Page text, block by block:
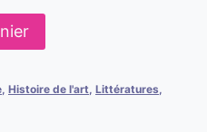
Histoire de l'art Littératures